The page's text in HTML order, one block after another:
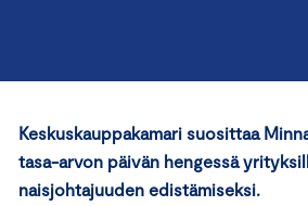
Keskuskauppakamari suosittaa
tasa-arvon päivän hengessä
naisjohtajuuden edistämiseksi.